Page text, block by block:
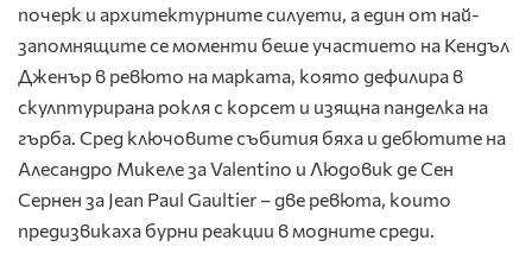
почерк и архитектурните силуети, а един от най-
запомнящите се моменти беше участието на Кендъл
Дженър в ревюто на марката, която дефилира в
скулптурирана рокля с корсет и изящна панделка на
гърба. Сред ключовите събития бяха и дебютите на
Алесандро Микеле за Valentino и Людовик де Сен
Сернен за Jean Paul Gaultier – две ревюта, които
предизвикаха бурни реакции в модните среди.